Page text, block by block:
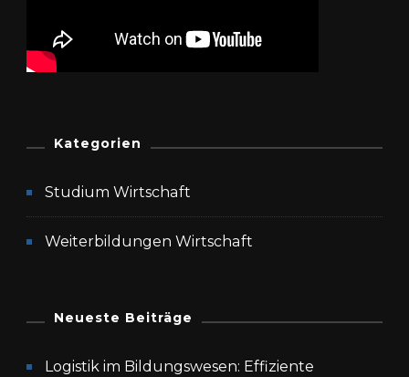
Kategorien
Studium Wirtschaft
Weiterbildungen Wirtschaft
Neueste Beiträge
Logistik im Bildungswesen: Effiziente